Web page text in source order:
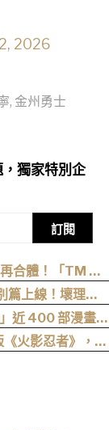
2026
, 金州勇士
獨家特別企
訂閱
合體！「TM 國
票資訊一次看
篇上線！壞理版
近 400 部漫畫免
逾百種語言
火影忍者》，電